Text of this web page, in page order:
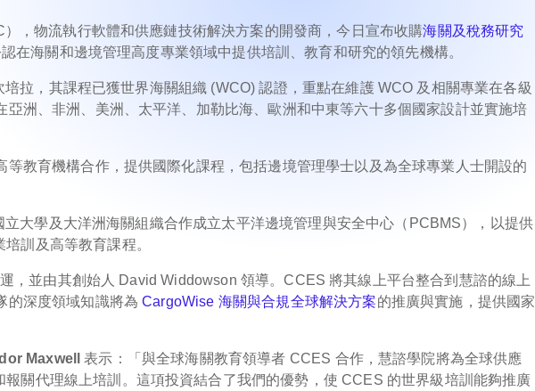
），物流執行軟體和供應鏈技術解決方案的開發商，今日宣布收購海關及稅務研究
在海關和邊境管理高度專業領域中提供培訓、教育和研究的領先機構。
拉，其課程已獲世界海關組織 (WCO) 認證，重點在維護 WCO 及相關專業在各級
亞洲、非洲、美洲、太平洋、加勒比海、歐洲和中東等六十多個國家設計並實施培
等教育機構合作，提供國際化課程，包括邊境管理學士以及為全球專業人士開設的
大學及大洋洲海關組織合作成立太平洋邊境管理與安全中心（PCBMS），以提供
訓及高等教育課程。
，並由其創始人 David Widdowson 領導。CCES 將其線上平台整合到慧諮的線上
的深度領域知識將為CargoWise 海關與合規全球解決方案的推廣與實施，提供國家
Maxwell
表示：「與全球海關教育領導者 CCES 合作，慧諮學院將為全球供應
關代理線上培訓。這項投資結合了我們的優勢，使 CCES 的世界級培訓能夠推廣